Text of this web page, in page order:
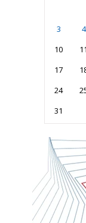
3
4
10
11
17
24
31